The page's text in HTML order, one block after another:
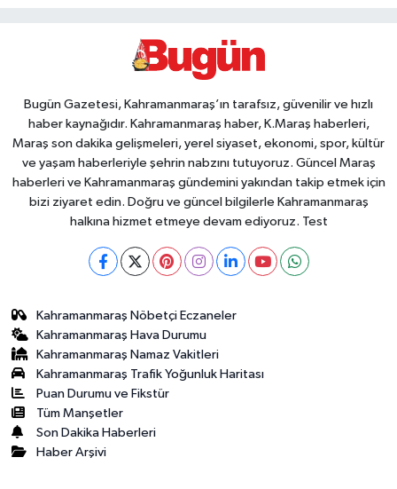
Bugün Gazetesi, Kahramanmaraş’ın tarafsız, güvenilir ve hızlı
haber kaynağıdır. Kahramanmaraş haber, K.Maraş haberleri,
Maraş son dakika gelişmeleri, yerel siyaset, ekonomi, spor, kültür
ve yaşam haberleriyle şehrin nabzını tutuyoruz. Güncel Maraş
haberleri ve Kahramanmaraş gündemini yakından takip etmek için
bizi ziyaret edin. Doğru ve güncel bilgilerle Kahramanmaraş
halkına hizmet etmeye devam ediyoruz. Test
Kahramanmaraş Nöbetçi Eczaneler
Kahramanmaraş Hava Durumu
Kahramanmaraş Namaz Vakitleri
Kahramanmaraş Trafik Yoğunluk Haritası
Puan Durumu ve Fikstür
Tüm Manşetler
Son Dakika Haberleri
Haber Arşivi